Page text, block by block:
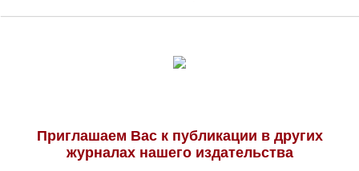
Приглашаем Вас к публикации в других
журналах нашего издательства